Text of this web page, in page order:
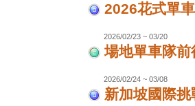
2026花式單
2026/02/23 ~ 03/20
場地單車隊
2026/02/24 ~ 03/08
新加坡國際